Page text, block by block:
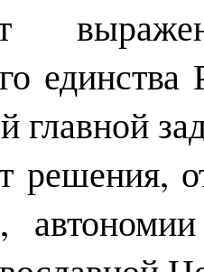
главной
решения,